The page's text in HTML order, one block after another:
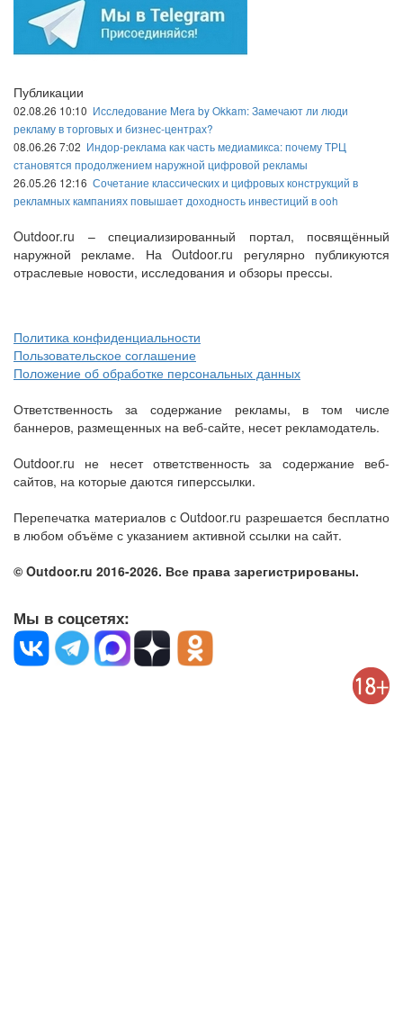
Публикации
02.08.26 10:10 Исследование Mera by Okkam: Замечают ли люди
рекламу в торговых и бизнес-центрах?
08.06.26 7:02 Индор-реклама как часть медиамикса: почему ТРЦ
становятся продолжением наружной цифровой рекламы
26.05.26 12:16 Сочетание классических и цифровых конструкций в
рекламных кампаниях повышает доходность инвестиций в ooh
Outdoor.ru – специализированный портал, посвящённый
наружной рекламе. На Outdoor.ru регулярно публикуются
отраслевые новости, исследования и обзоры прессы.
Политика конфиденциальности
Пользовательское соглашение
Положение об обработке персональных данных
Ответственность за содержание рекламы, в том числе
баннеров, размещенных на веб-сайте, несет рекламодатель.
Outdoor.ru не несет ответственность за содержание веб-
сайтов, на которые даются гиперссылки.
Перепечатка материалов с Outdoor.ru разрешается бесплатно
в любом объёме с указанием активной ссылки на сайт.
© Outdoor.ru 2016-2026. Все права зарегистрированы.
Мы в соцсетях: